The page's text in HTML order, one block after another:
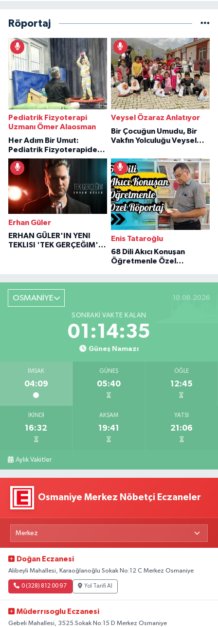
Röportaj
Pediatrik Fizyoterapi
Uzmanı Ömer Alaosman
Her Adım Bir Umut:
Pediatrik Fizyoterapiden
İlham Veren Hikâyeler
Veysel Özaraz Anlatıyor
Bir Çocuğun Umudu, Bir
Vakfın Yolculuğu Veysel
Erhan Güler
ERHAN GÜLER'IN YENI
TEKLISI 'TEK GERÇEĞIM'LE
Enis Tataroğlu
68 Dili Akıcı Konuşan
Öğretmenle Özel
OSMANİYE 10.08.2026
SONRAKI VAKTE KALAN
01:14:34
Güneş Namazı
İMSAK
04:09
GÜNEŞ
05:40
ÖĞLE
12:45
İKINDI
16:32
AKŞAM
19:41
YATSI
21:06
Aylık Vakitler
Osmaniye Merkez Nöbetçi Eczaneler
Doğan Eczanesi
Alibeyli Mahallesi, Karaoğlanoğlu Sokak No:12 C Merkez Osmaniye
0 (328) 812 00 97 Yol Tarifi Al
Müderrısoglu Eczanesi
Gebeli Mahallesi, 3525.Sokak No:15 D Merkez Osmaniye